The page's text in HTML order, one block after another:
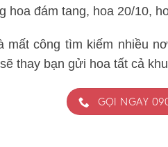
hoa đám tang, hoa 20/10,
mất công tìm kiếm nhiều
thay bạn gửi hoa tất cả
GỌI NGAY